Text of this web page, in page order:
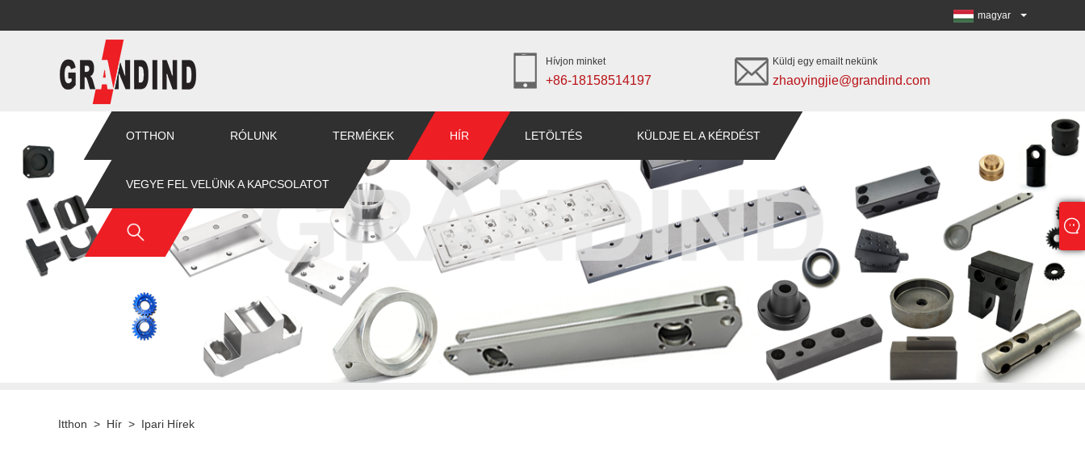
magyar
Hívjon minket
+86-18158514197
Küldj egy emailt nekünk
zhaoyingjie@grandind.com
OTTHON RÓLUNK TERMÉKEK HÍR LETÖLTÉS KÜLDJE EL A KÉRDÉST
VEGYE FEL VELÜNK A KAPCSOLATOT
Itthon > Hír > Ipari Hírek